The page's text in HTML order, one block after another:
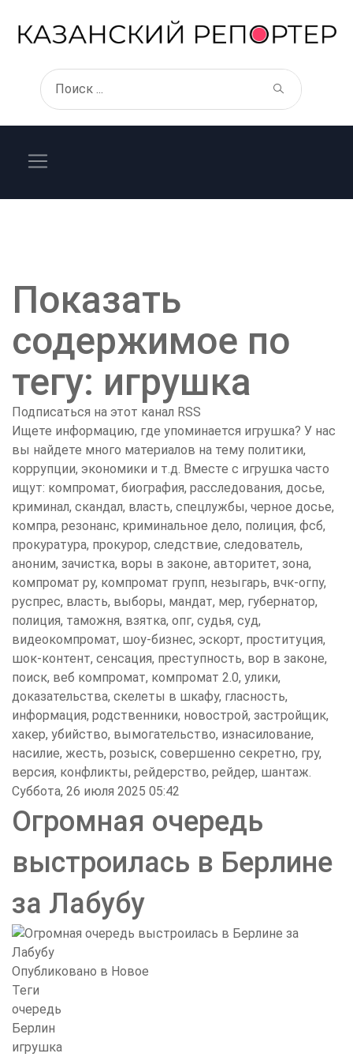
Показать
содержимое по
тегу: игрушка
Подписаться на этот канал RSS
Ищете информацию, где упоминается игрушка? У нас
вы найдете много материалов на тему политики,
коррупции, экономики и т.д. Вместе с игрушка часто
ищут: компромат, биография, расследования, досье,
криминал, скандал, власть, спецлужбы, черное досье,
компра, резонанс, криминальное дело, полиция, фсб,
прокуратура, прокурор, следствие, следователь,
аноним, зачистка, воры в законе, авторитет, зона,
компромат ру, компромат групп, незыгарь, вчк-огпу,
руспрес, власть, выборы, мандат, мер, губернатор,
полиция, таможня, взятка, опг, судья, суд,
видеокомпромат, шоу-бизнес, эскорт, проституция,
шок-контент, сенсация, преступность, вор в законе,
поиск, веб компромат, компромат 2.0, улики,
доказательства, скелеты в шкафу, гласность,
информация, родственники, новострой, застройщик,
хакер, убийство, вымогательство, изнасилование,
насилие, жесть, розыск, совершенно секретно, гру,
версия, конфликты, рейдерство, рейдер, шантаж.
Суббота, 26 июля 2025 05:42
Огромная очередь
выстроилась в Берлине
за Лабубу
Опубликовано в Новое
Теги
очередь
Берлин
игрушка